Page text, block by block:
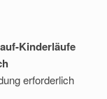
Kinderläufe
erforderlich